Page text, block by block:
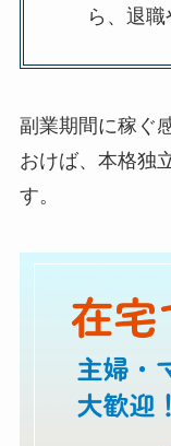
ら、退
副業期間に稼ぐ
おけば、本格独
す。